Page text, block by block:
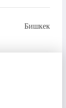
Бишкек